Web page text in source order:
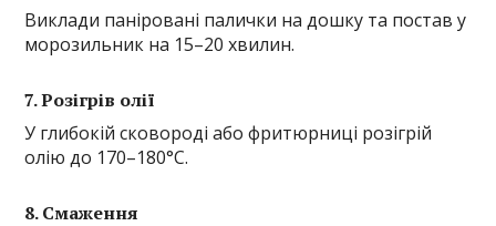
Виклади паніровані палички на дошку та постав у
морозильник на 15–20 хвилин.
7. Розігрів олії
У глибокій сковороді або фритюрниці розігрій
олію до 170–180°C.
8. Смаження